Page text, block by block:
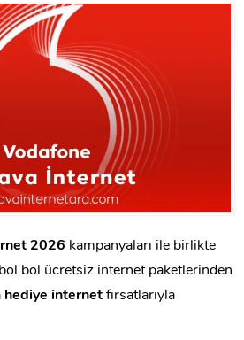
2026 kampanyaları ile birlikte
bol bol ücretsiz internet paketlerinden
hediye internet fırsatlarıyla